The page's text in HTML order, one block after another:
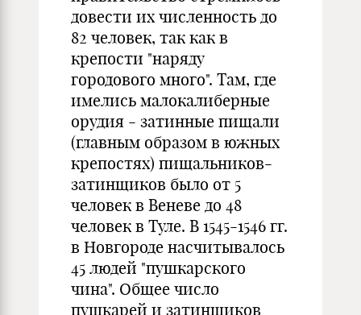
довести их численность до
82 человек, так как в
крепости "наряду
городового много". Там, где
имелись малокалиберные
орудия - затинные пищали
(главным образом в южных
крепостях) пищальников-
затинщиков было от 5
человек в Веневе до 48
человек в Туле. В 1545-1546 гг.
в Новгороде насчитывалось
45 людей "пушкарского
чина". Общее число
пушкарей и затинщиков